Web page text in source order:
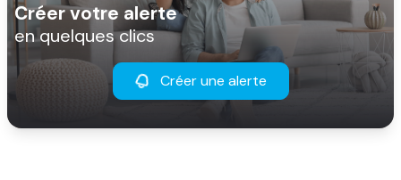
Créer votre alerte
en quelques clics
Créer une alerte